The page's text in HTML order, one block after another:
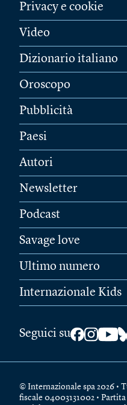
Privacy e cookie
Video
Dizionario italiano
Oroscopo
Pubblicità
Paesi
Autori
Newsletter
Podcast
Savage love
Ultimo numero
Internazionale Kids
Seguici su
© Internazionale spa 2026 •
fiscale 04003131002 •